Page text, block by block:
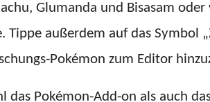
Glumanda und Bisasam
außerdem auf das Symbol
Pokémon zum Editor
das Pokémon-Add-on als auch